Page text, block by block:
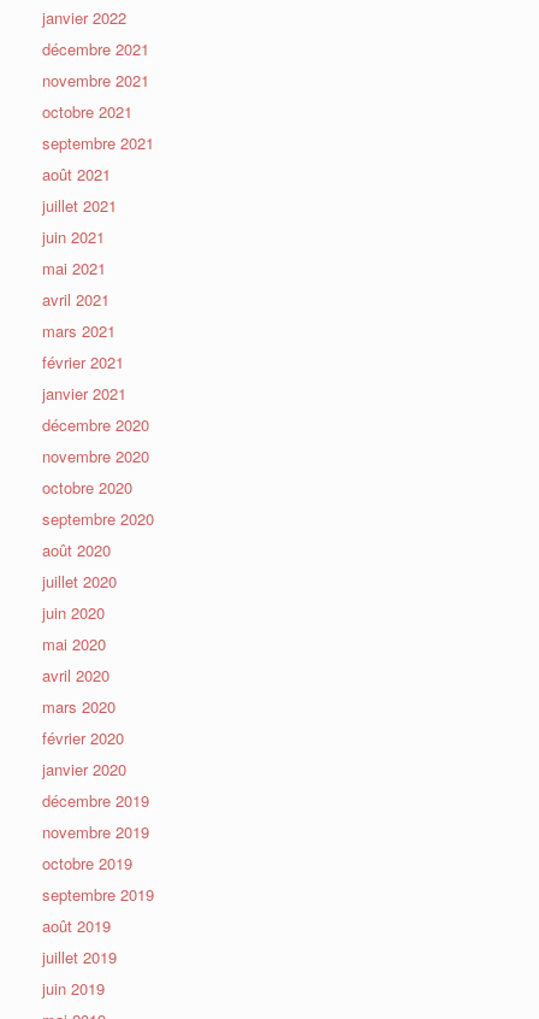
janvier 2022
décembre 2021
novembre 2021
octobre 2021
septembre 2021
août 2021
juillet 2021
juin 2021
mai 2021
avril 2021
mars 2021
février 2021
janvier 2021
décembre 2020
novembre 2020
octobre 2020
septembre 2020
août 2020
juillet 2020
juin 2020
mai 2020
avril 2020
mars 2020
février 2020
janvier 2020
décembre 2019
novembre 2019
octobre 2019
septembre 2019
août 2019
juillet 2019
juin 2019